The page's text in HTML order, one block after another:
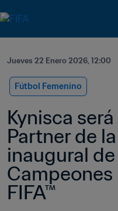
Jueves 22 Enero 2026, 12:00
Fútbol Femenino
Kynisca
Partner de
inaugural
Campeones
FIFA™